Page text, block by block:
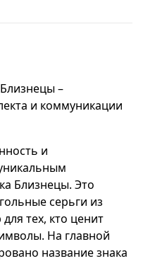
–
и коммуникации
и
Близнецы. Это
серьги из
тех, кто ценит
На главной
название знака